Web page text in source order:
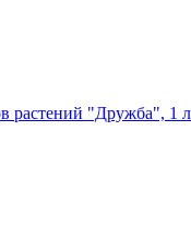
"Дружба", 1